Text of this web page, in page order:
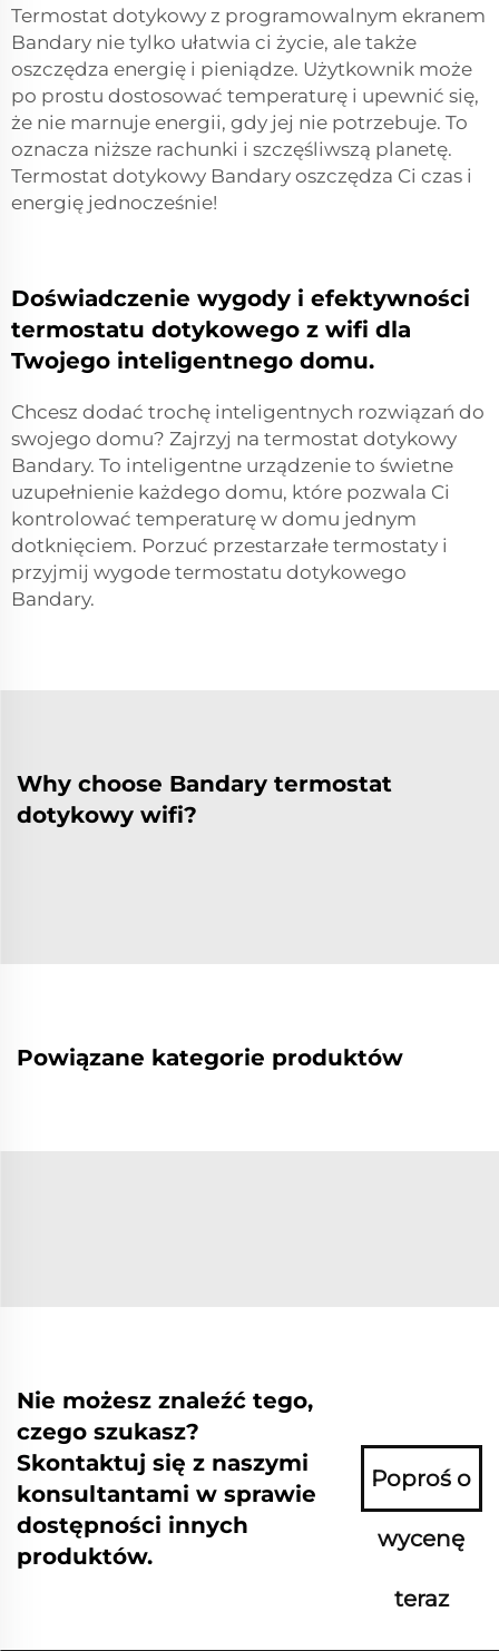
Termostat dotykowy z programowalnym ekranem
Bandary nie tylko ułatwia ci życie, ale także
oszczędza energię i pieniądze. Użytkownik może
po prostu dostosować temperaturę i upewnić się,
że nie marnuje energii, gdy jej nie potrzebuje. To
oznacza niższe rachunki i szczęśliwszą planetę.
Termostat dotykowy Bandary oszczędza Ci czas i
energię jednocześnie!
Doświadczenie wygody i efektywności
termostatu dotykowego z wifi dla
Twojego inteligentnego domu.
Chcesz dodać trochę inteligentnych rozwiązań do
swojego domu? Zajrzyj na termostat dotykowy
Bandary. To inteligentne urządzenie to świetne
uzupełnienie każdego domu, które pozwala Ci
kontrolować temperaturę w domu jednym
dotknięciem. Porzuć przestarzałe termostaty i
przyjmij wygode termostatu dotykowego
Bandary.
Why choose Bandary termostat
dotykowy wifi?
Powiązane kategorie produktów
Nie możesz znaleźć tego,
czego szukasz?
Skontaktuj się z naszymi
konsultantami w sprawie
dostępności innych
produktów.
Poproś o
wycenę
teraz